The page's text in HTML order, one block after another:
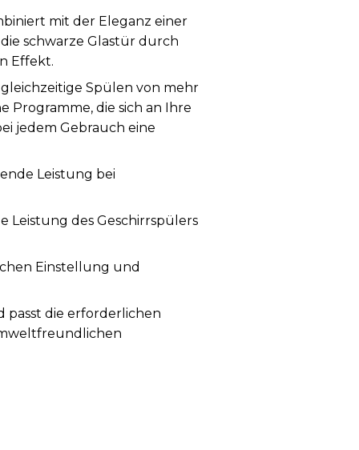
mit der Eleganz einer
schwarze Glastür durch
Effekt.
Spülen von mehr
Programme, die sich an Ihre
jedem Gebrauch eine
Leistung bei
Leistung des Geschirrspülers
Einstellung und
passt die erforderlichen